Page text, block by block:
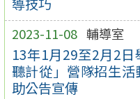
2023-11-08 輔導室
13年1月29至2月2日
聽計從」營隊招生
助公告宣傳